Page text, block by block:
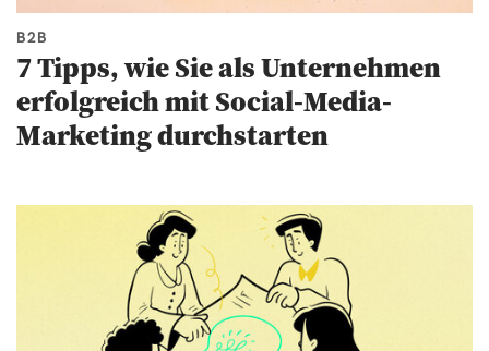
B2B
7 Tipps, wie Sie als Unternehmen
erfolgreich mit Social-Media-
Marketing durchstarten